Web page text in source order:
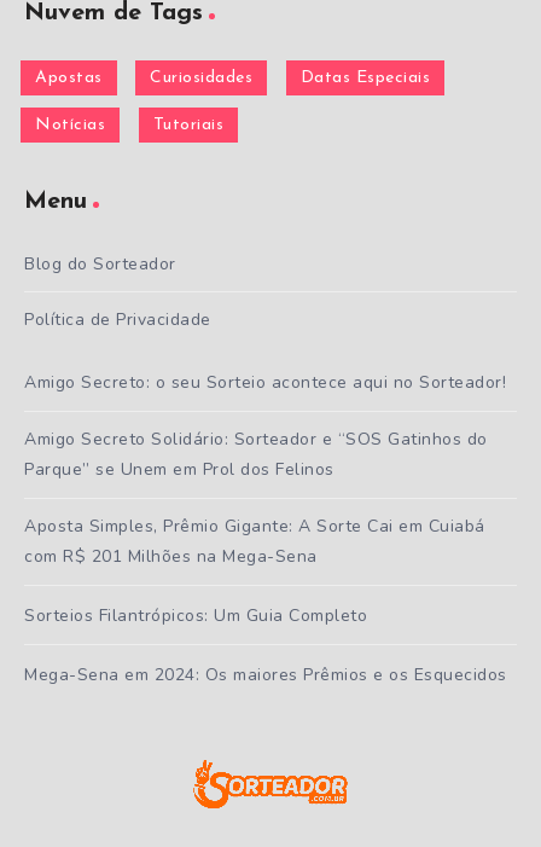
Nuvem de Tags
Apostas Curiosidades Datas Especiais
Notícias Tutoriais
Menu
Blog do Sorteador
Política de Privacidade
Amigo Secreto: o seu Sorteio acontece aqui no Sorteador!
Amigo Secreto Solidário: Sorteador e “SOS Gatinhos do
Parque” se Unem em Prol dos Felinos
Aposta Simples, Prêmio Gigante: A Sorte Cai em Cuiabá
com R$ 201 Milhões na Mega-Sena
Sorteios Filantrópicos: Um Guia Completo
Mega-Sena em 2024: Os maiores Prêmios e os Esquecidos